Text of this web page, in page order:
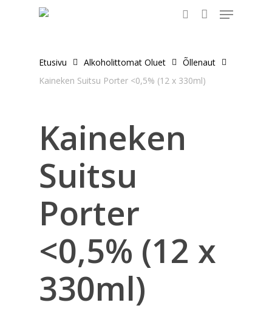
Menu
Etusivu Alkoholittomat Oluet
Õllenaut
Kaineken Suitsu Porter <0,5% (12 x 330ml)
Kaineken
Suitsu
Porter
<0,5% (12 x
330ml)